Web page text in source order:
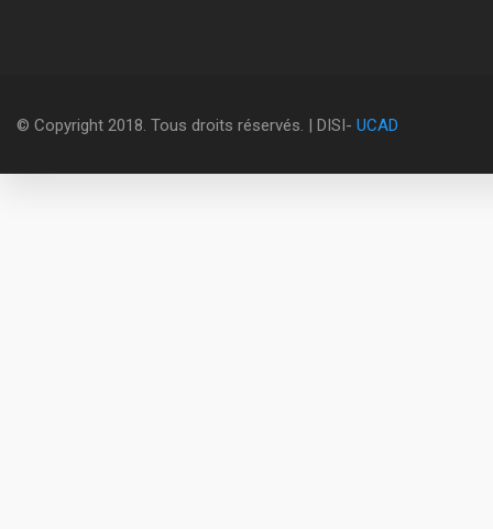
© Copyright 2018. Tous droits réservés. | DISI- UCAD